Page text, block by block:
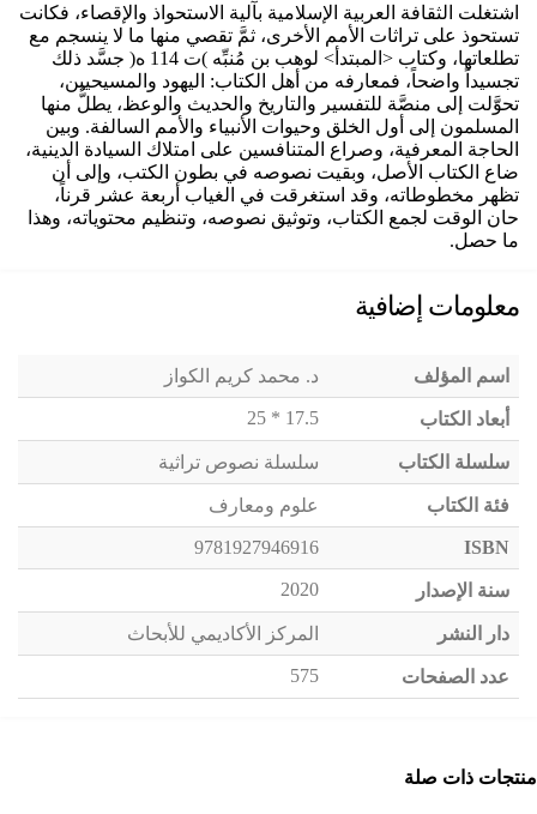
اشتغلت الثقافة العربية الإسلامية بآلية الاستحواذ والإقصاء، فكانت
تستحوذ على تراثات الأمم الأخرى، ثمَّ تقصي منها ما لا ينسجم مع
تطلعاتها، وكتاب <المبتدأ> لوهب بن مُنبِّه )ت 114 ه( جسَّد ذلك
تجسيداً واضحاً، فمعارفه من أهل الكتاب: اليهود والمسيحيين،
تحوَّلت إلى منصَّة للتفسير والتاريخ والحديث والوعظ، يطلُّ منها
المسلمون إلى أول الخلق وحيوات الأنبياء والأمم السالفة. وبين
الحاجة المعرفية، وصراع المتنافسين على امتلاك السيادة الدينية،
ضاع الكتاب الأصل، وبقيت نصوصه في بطون الكتب، وإلى أن
تظهر مخطوطاته، وقد استغرقت في الغياب أربعة عشر قرناً،
حان الوقت لجمع الكتاب، وتوثيق نصوصه، وتنظيم محتوياته، وهذا
ما حصل.
معلومات إضافية
اسم المؤلف د. محمد كريم الكواز
أبعاد الكتاب 17.5 * 25
سلسلة الكتاب سلسلة نصوص تراثية
فئة الكتاب علوم ومعارف
ISBN
9781927946916
سنة الإصدار 2020
دار النشر المركز الأكاديمي للأبحاث
عدد الصفحات 575
منتجات ذات صلة